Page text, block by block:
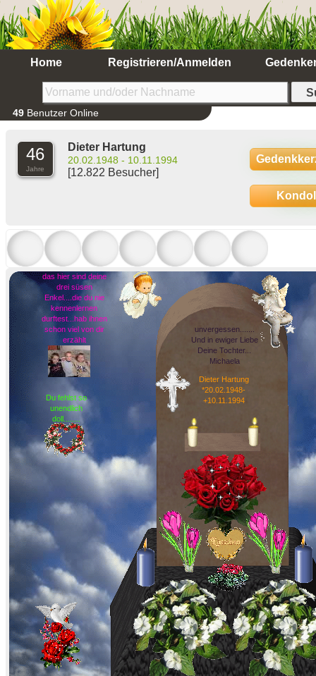
Home Registrieren/Anmelden
49 Benutzer Online
46
Jahre
Dieter Hartung
20.02.1948 - 10.11.1994
[12.822 Besucher]
Dieter Hartung
*20.02.1948-
+10.11.1994
unvergessen.......
Und in ewiger Liebe
Deine Tochter...
Michaela
das hier sind deine
drei süsen
Enkel....die du nie
kennenlernen
durftest...hab ihnen
schon viel von dir
erzählt
Du fehlst so
unendlich
doll........